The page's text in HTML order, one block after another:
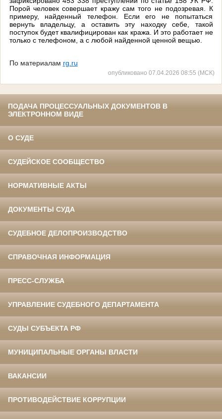
Порой человек совершает кражу сам того не подозревая. К
примеру, найденный телефон. Если его не попытаться
вернуть владельцу, а оставить эту находку себе, такой
поступок будет квалифицирован как кража. И это работает не
только с телефоном, а с любой найденной ценной вещью.
По материалам rg.ru
опубликовано 07.04.2026 08:55 (МСК)
ПОДАЧА ПРОЦЕССУАЛЬНЫХ ДОКУМЕНТОВ В
ЭЛЕКТРОННОМ ВИДЕ
О СУДЕ
СУДЕЙСКОЕ СООБЩЕСТВО
НОРМАТИВНЫЕ АКТЫ
ДОКУМЕНТЫ СУДА
СУДЕБНОЕ ДЕЛОПРОИЗВОДСТВО
СПРАВОЧНАЯ ИНФОРМАЦИЯ
ПРЕСС-СЛУЖБА
УПРАВЛЕНИЕ СУДЕБНОГО ДЕПАРТАМЕНТА
СУДЫ СУБЪЕКТА РФ
МУНИЦИПАЛЬНЫЕ ОРГАНЫ ВЛАСТИ
ВАКАНСИИ
ПРОТИВОДЕЙСТВИЕ КОРРУПЦИИ